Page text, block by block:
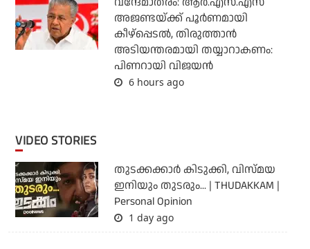
അജണ്ടയ്ക്ക് പൂര്‍ണമായി
കീഴ്‌പ്പെടല്‍, തിരുത്താന്‍
അടിയന്തരമായി തയ്യാറാകണം:
പിണറായി വിജയന്‍
6 hours ago
VIDEO STORIES
തുടക്കക്കാര്‍ കിടുക്കി, വിസ്മയ
ഇനിയും തുടരും... | THUDAKKAM |
Personal Opinion
1 day ago